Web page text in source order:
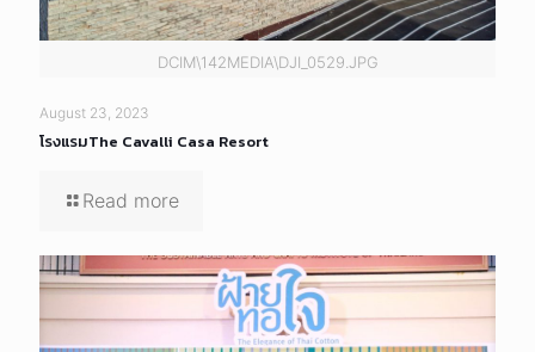
DCIM\142MEDIA\DJI_0529.JPG
August 23, 2023
โรงแรมThe Cavalli Casa Resort
Read more